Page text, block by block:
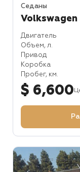
Седаны
Volkswagen
Двигатель
Объем, л.
Привод
Коробка
Пробег, км.
$ 6,600